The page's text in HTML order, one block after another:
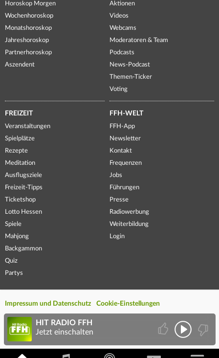
Horoskop Morgen
Wochenhoroskop
Monatshoroskop
Jahreshoroskop
Partnerhoroskop
Aszendent
Aktionen
Videos
Webcams
Moderatoren & Team
Podcasts
News-Podcast
Themen-Ticker
Voting
FREIZEIT
Veranstaltungen
Spielplätze
Rezepte
Meditation
Ausflugsziele
Freizeit-Tipps
Ticketshop
Lotto Hessen
Spiele
Mahjong
Backgammon
Quiz
Partys
FFH-WELT
FFH-App
Newsletter
Kontakt
Frequenzen
Jobs
Führungen
Presse
Radiowerbung
Weiterbildung
Login
Impressum und Datenschutz Cookie-Einstellungen
HIT RADIO FFH
Jetzt einschalten